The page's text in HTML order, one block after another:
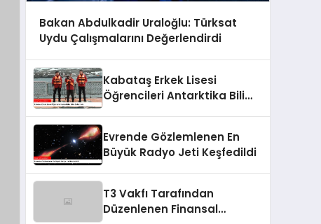
Bakan Abdulkadir Uraloğlu: Türksat
Uydu Çalışmalarını Değerlendirdi
Kabataş Erkek Lisesi
Öğrencileri Antarktika Bilim
Evrende Gözlemlenen En
Büyük Radyo Jeti Keşfedildi
T3 Vakfı Tarafından
Düzenlenen Finansal